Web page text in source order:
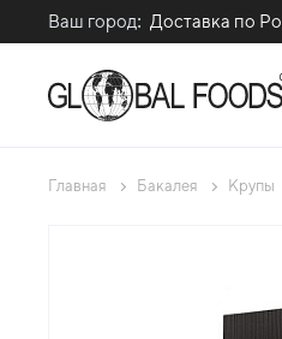
Ваш город: Доставка по
Главная Бакалея Крупы